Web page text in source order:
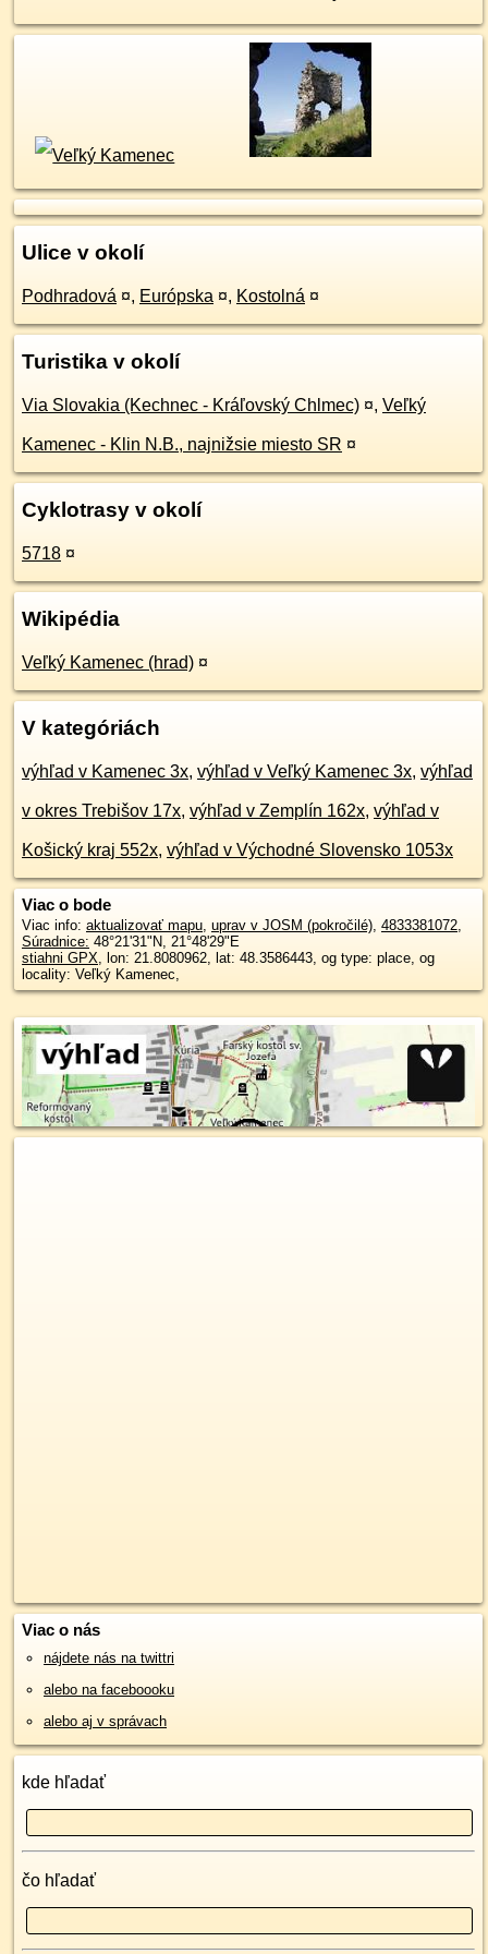
Ulice v okolí
Podhradová ¤, Európska ¤, Kostolná ¤
Turistika v okolí
Via Slovakia (Kechnec - Kráľovský Chlmec) ¤, Veľký
Kamenec - Klin N.B., najnižsie miesto SR ¤
Cyklotrasy v okolí
5718 ¤
Wikipédia
Veľký Kamenec (hrad) ¤
V kategóriách
výhľad v Kamenec 3x, výhľad v Veľký Kamenec 3x, výhľad
v okres Trebišov 17x, výhľad v Zemplín 162x, výhľad v
Košický kraj 552x, výhľad v Východné Slovensko 1053x
Viac o bode
Viac info: aktualizovať mapu uprav v JOSM (pokročilé) 4833381072
Súradnice: 48°21'31"N 21°48'29"E
stiahni GPX , lon: 21.8080962, lat: 48.3586443, og type: place, og
locality: Veľký Kamenec,
Viac o nás
nájdete nás na twittri
alebo na faceboooku
alebo aj v správach
kde hľadať
čo hľadať